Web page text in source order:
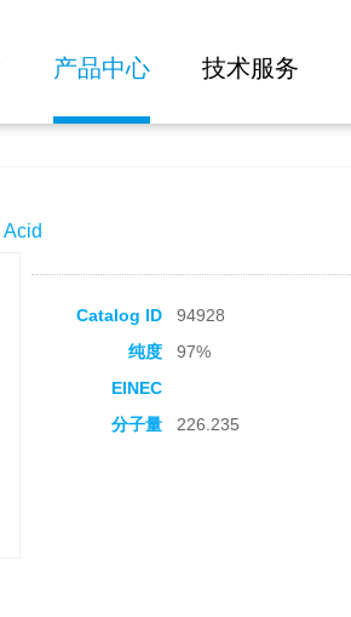
产品中心 技术服务
Catalog ID 94928
纯度
97%
EINEC
分子量 226.235